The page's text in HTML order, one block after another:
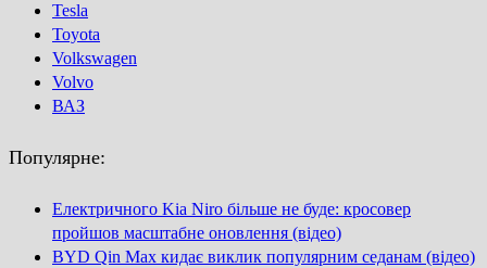
Tesla
Toyota
Volkswagen
Volvo
ВАЗ
Популярне:
Електричного Kia Niro більше не буде: кросовер
пройшов масштабне оновлення (відео)
BYD Qin Max кидає виклик популярним седанам (відео)